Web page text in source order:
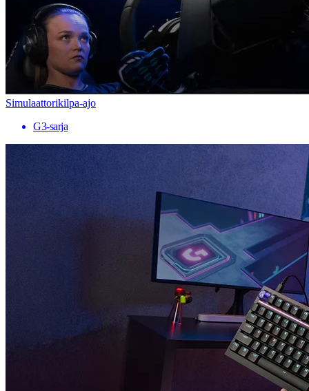
Simulaattorikilpa-ajo
G3-sarja